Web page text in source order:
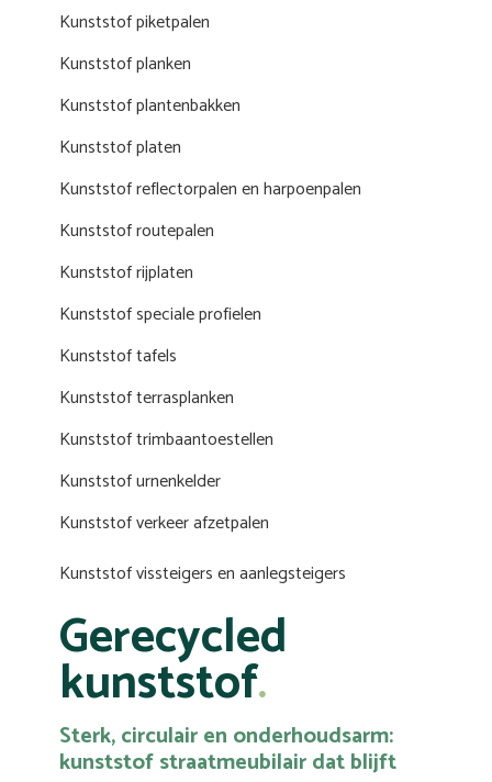
Kunststof piketpalen
Kunststof planken
Kunststof plantenbakken
Kunststof platen
Kunststof reflectorpalen en harpoenpalen
Kunststof routepalen
Kunststof rijplaten
Kunststof speciale profielen
Kunststof tafels
Kunststof terrasplanken
Kunststof trimbaantoestellen
Kunststof urnenkelder
Kunststof verkeer afzetpalen
Kunststof vissteigers en aanlegsteigers
Gerecycled
kunststof
Sterk, circulair en onderhoudsarm:
kunststof straatmeubilair dat blijft